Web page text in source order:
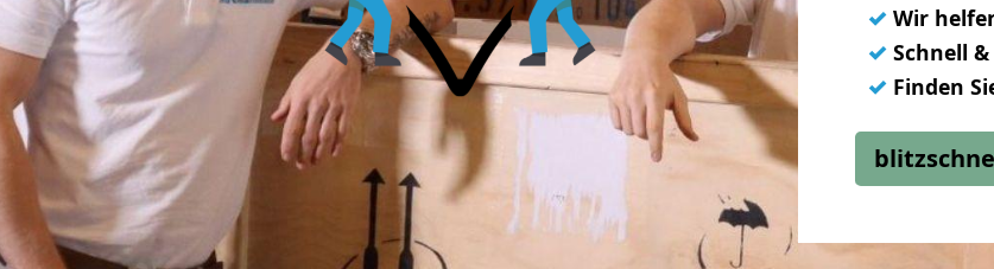
✓ Wir
✓ Schnell
✓ Finden